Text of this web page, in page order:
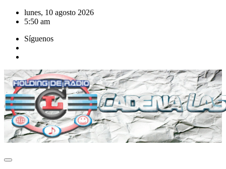
Saltar
lunes, 10 agosto 2026
5:50 am
Síguenos